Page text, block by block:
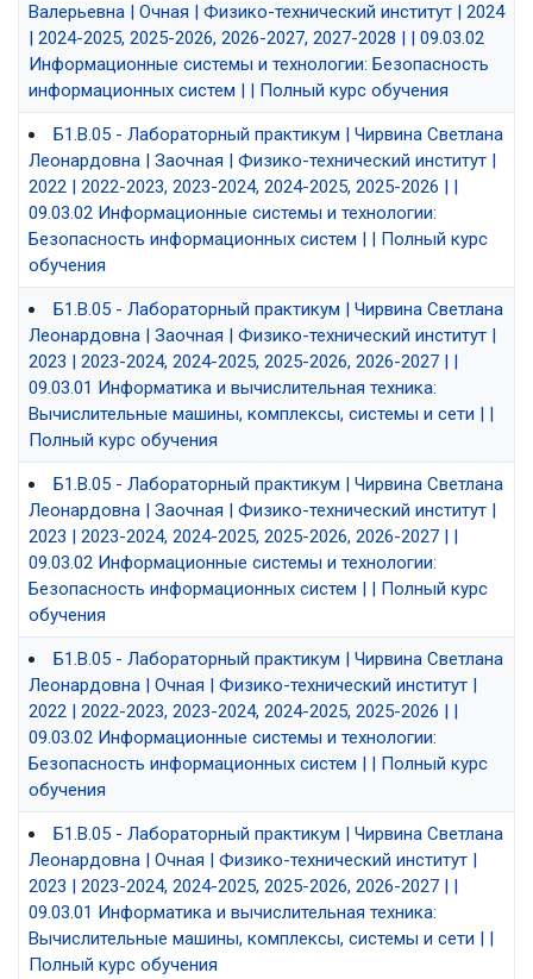
Валерьевна | Очная | Физико-технический институт | 2024
| 2024-2025, 2025-2026, 2026-2027, 2027-2028 | | 09.03.02
Информационные системы и технологии: Безопасность
информационных систем | | Полный курс обучения
Б1.В.05 - Лабораторный практикум | Чирвина Светлана
Леонардовна | Заочная | Физико-технический институт |
2022 | 2022-2023, 2023-2024, 2024-2025, 2025-2026 | |
09.03.02 Информационные системы и технологии:
Безопасность информационных систем | | Полный курс
обучения
Б1.В.05 - Лабораторный практикум | Чирвина Светлана
Леонардовна | Заочная | Физико-технический институт |
2023 | 2023-2024, 2024-2025, 2025-2026, 2026-2027 | |
09.03.01 Информатика и вычислительная техника:
Вычислительные машины, комплексы, системы и сети | |
Полный курс обучения
Б1.В.05 - Лабораторный практикум | Чирвина Светлана
Леонардовна | Заочная | Физико-технический институт |
2023 | 2023-2024, 2024-2025, 2025-2026, 2026-2027 | |
09.03.02 Информационные системы и технологии:
Безопасность информационных систем | | Полный курс
обучения
Б1.В.05 - Лабораторный практикум | Чирвина Светлана
Леонардовна | Очная | Физико-технический институт |
2022 | 2022-2023, 2023-2024, 2024-2025, 2025-2026 | |
09.03.02 Информационные системы и технологии:
Безопасность информационных систем | | Полный курс
обучения
Б1.В.05 - Лабораторный практикум | Чирвина Светлана
Леонардовна | Очная | Физико-технический институт |
2023 | 2023-2024, 2024-2025, 2025-2026, 2026-2027 | |
09.03.01 Информатика и вычислительная техника:
Вычислительные машины, комплексы, системы и сети | |
Полный курс обучения